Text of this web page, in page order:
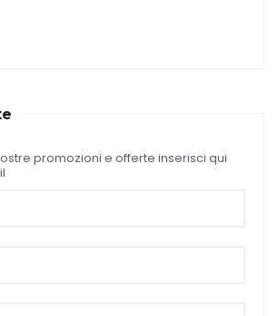
promozioni e offerte inserisci qui